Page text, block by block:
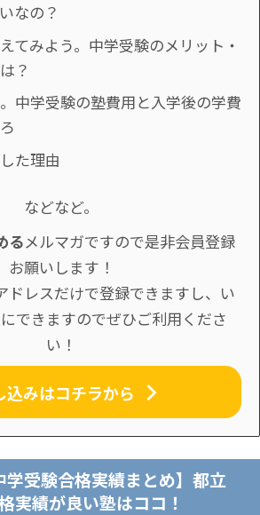
なの？
てみよう。中学受験のメリット・
？
中学受験の塾費用と入学後の学費
た理由
などなど。
るメルマガですので是非会員登録
お願いします！
ドレスだけで登録できますし、い
できますのでぜひご利用くださ
い！
込みはコチラから
学受験合格実績まとめ】都立
実績が良い塾はココ！